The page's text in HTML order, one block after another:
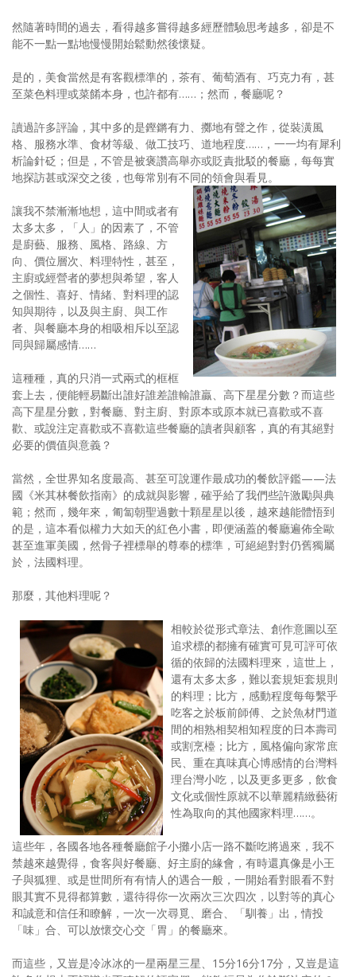
然隨著時間的過去，看得越多嘗得越多經歷體驗思考越多，卻是不
能不一點一點地慢慢開始鬆動然後懷疑。
是的，美食當然是有客觀標準的，茶有、葡萄酒有、巧克力有，甚
至菜色料理或菜餚本身，也許都有……；然而，餐廳呢？
讀過許多評論，其中多的是鏗鏘有力、擲地有聲之作，從裝潢風
格、服務水準、食材等級、做工技巧、道地程度……，一一均有犀利
析論針砭；但是，不管是被褒讚高舉亦或貶責批駁的餐廳，每每實
地探訪甚或深交之後，也每常別有不同的領會與看見。
讓我不禁漸漸地想，這中間或者有
太多太多，「人」的因素了，不管
是廚藝、服務、風格、路線、方
向、價位層次、料理特性，甚至，
主廚或經營者的夢想與希望，客人
之個性、喜好、情緒、對料理的認
知與期待，以及與主廚、與工作
者、與餐廳本身的相吸相斥以至認
同與歸屬感情……
這種種，真的只消一式兩式的框框
套上去，便能輕易斷出誰好誰差誰輸誰贏、高下星星分數？而這些
高下星星分數，對餐廳、對主廚、對原本或原本就已喜歡或不喜
歡、或說注定喜歡或不喜歡這些餐廳的讀者與顧客，真的有其絕對
必要的價值與意義？
當然，全世界知名度最高、甚至可說運作最成功的餐飲評鑑——法
國《米其林餐飲指南》的成就與影響，確乎給了我們些許激勵與典
範；然而，幾年來，匍匐朝聖過數十顆星星以後，越來越能體悟到
的是，這本看似權力大如天的紅色小書，即便涵蓋的餐廳遍佈全歐
甚至進軍美國，然骨子裡標舉的尊奉的標準，可絕絕對對仍舊獨屬
於，法國料理。
那麼，其他料理呢？
相較於從形式章法、創作意圖以至
追求標的都擁有確實可見可評可依
循的依歸的法國料理來，這世上，
還有太多太多，難以套規矩套規則
的料理；比方，感動程度每每繫乎
吃客之於板前師傅、之於魚材門道
間的相熟相契相知程度的日本壽司
或割烹檯；比方，風格偏向家常庶
民、重在真味真心博感情的台灣料
理台灣小吃，以及更多更多，飲食
文化或個性原就不以華麗精緻藝術
性為取向的其他國家料理……。
這些年，各國各地各種餐廳館子小攤小店一路不斷吃將過來，我不
禁越來越覺得，食客與好餐廳、好主廚的緣會，有時還真像是小王
子與狐狸、或是世間所有有情人的遇合一般，一開始看對眼看不對
眼其實不見得都算數，還待得你一次兩次三次四次，以對等的真心
和誠意和信任和瞭解，一次一次尋覓、磨合、「馴養」出，情投
「味」合、可以放懷交心交「胃」的餐廳來。
而這些，又豈是冷冰冰的一星兩星三星、15分16分17分，又豈是這